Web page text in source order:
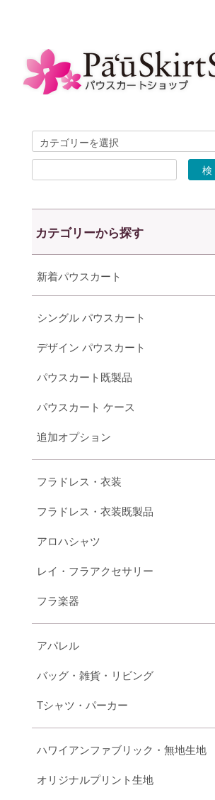
カテゴリーから探す
新着パウスカート
シングル パウスカート
デザイン パウスカート
パウスカート既製品
パウスカート ケース
追加オプション
フラドレス・衣装
フラドレス・衣装既製品
アロハシャツ
レイ・フラアクセサリー
フラ楽器
アパレル
バッグ・雑貨・リビング
Tシャツ・パーカー
ハワイアンファブリック・無地生地
オリジナルプリント生地